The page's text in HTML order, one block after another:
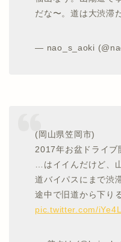
だな〜。道は大渋滞
— nao_s_aoki
(岡山県笠岡市)
2017年お盆ドライブ
…はイイんだけど、
道バイパスにまで渋
途中で旧道から下り
pic.twitter.com/